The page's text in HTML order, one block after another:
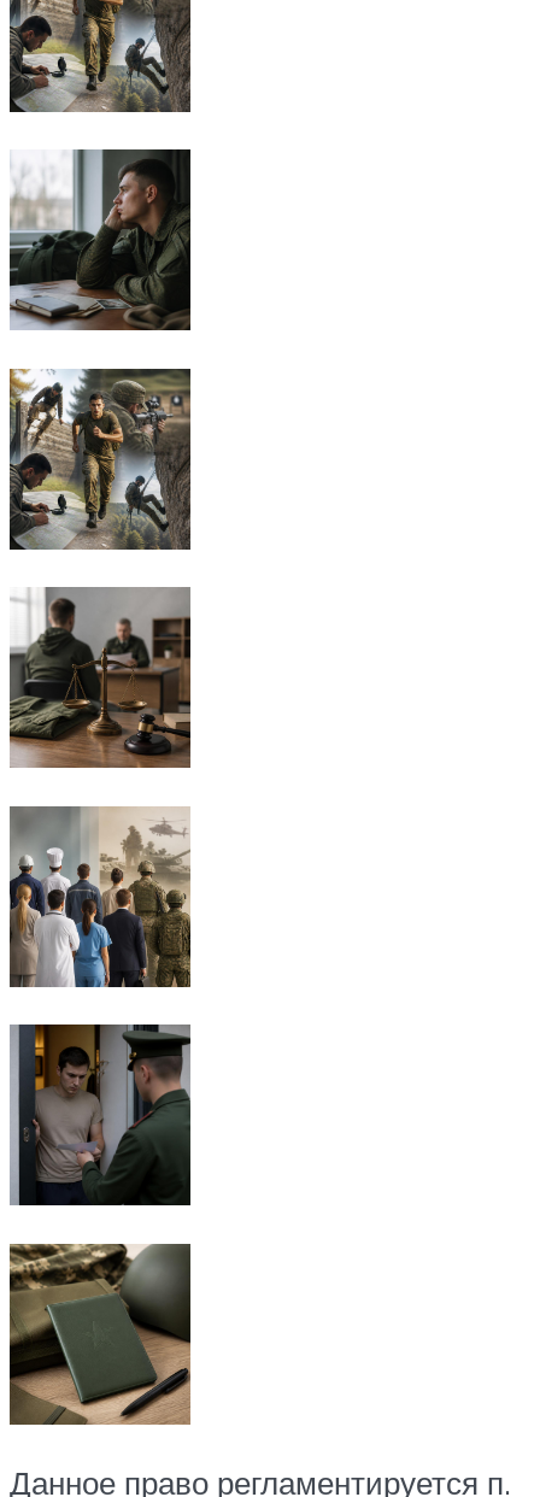
Данное право регламентируется п.